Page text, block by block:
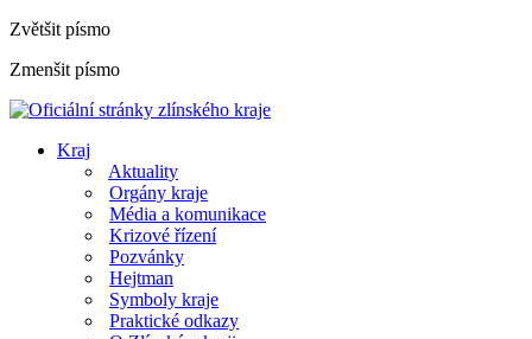
Zvětšit písmo
Zmenšit písmo
Kraj
Aktuality
Orgány kraje
Média a komunikace
Krizové řízení
Pozvánky
Hejtman
Symboly kraje
Praktické odkazy